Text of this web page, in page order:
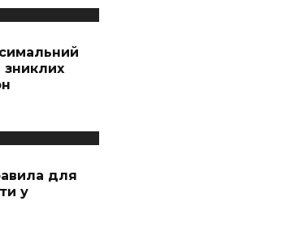
зниклих
для
у